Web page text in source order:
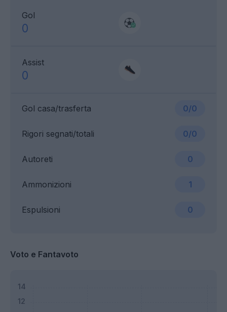
Gol
0
Assist
0
Gol casa/trasferta 0/0
Ammonizioni 1
Rigori segnati/totali 0/0
Espulsioni 0
Autoreti 0
Voto e Fantavoto